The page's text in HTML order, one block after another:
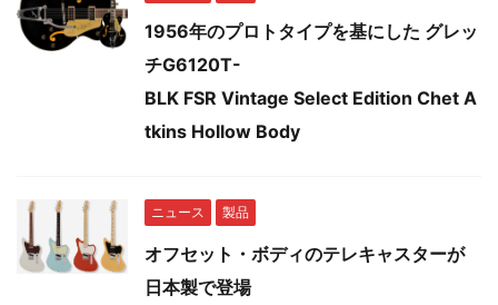
1956年のプロトタイプを基にした グレッ
チG6120T-
BLK FSR Vintage Select Edition Chet A
tkins Hollow Body
ニュース 製品
オフセット・ボディのテレキャスターが
日本製で登場